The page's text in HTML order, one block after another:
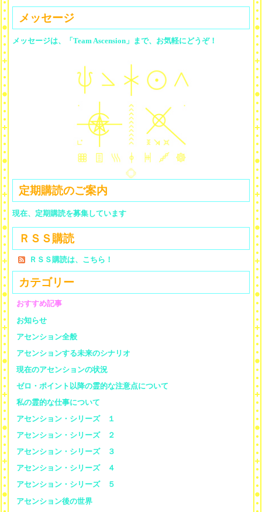
メッセージ
メッセージは、「Team Ascension」まで、お気軽にどうぞ！
定期購読のご案内
現在、定期購読を募集しています
ＲＳＳ購読
ＲＳＳ購読は、こちら！
カテゴリー
おすすめ記事
お知らせ
アセンション全般
アセンションする未来のシナリオ
現在のアセンションの状況
ゼロ・ポイント以降の霊的な注意点について
私の霊的な仕事について
アセンション・シリーズ １
アセンション・シリーズ ２
アセンション・シリーズ ３
アセンション・シリーズ ４
アセンション・シリーズ ５
アセンション後の世界